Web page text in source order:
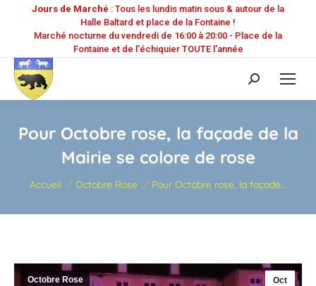
Jours de Marché : Tous les lundis matin sous & autour de la
Halle Baltard et place de la Fontaine !
Marché nocturne du vendredi de 16:00 à 20:00 - Place de la
Fontaine et de l'échiquier TOUTE l'année
Recherche
:
Pour Octobre rose, la façade de la
Mairie se colore de rose
Vous êtes ici :
Accueil Octobre Rose Pour Octobre rose, la façade…
Oct
Octobre Rose